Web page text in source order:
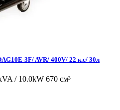
3F/ AVR/ 400V/ 22 к.с/ 30л
/ 10.0kW 670 см³